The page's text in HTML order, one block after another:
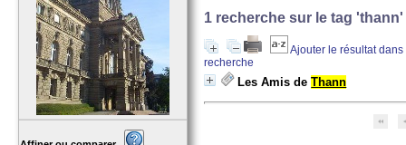
1 recherche sur le tag 'thann'
Ajouter le résultat
recherche
Les Amis deThann